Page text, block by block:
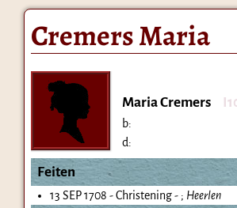
Cremers Maria
Maria Cremers
b:
d:
Feiten
13 SEP 1708 - Christening - ; Heerlen